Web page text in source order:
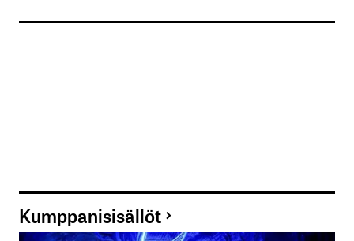
Kumppanisisällöt